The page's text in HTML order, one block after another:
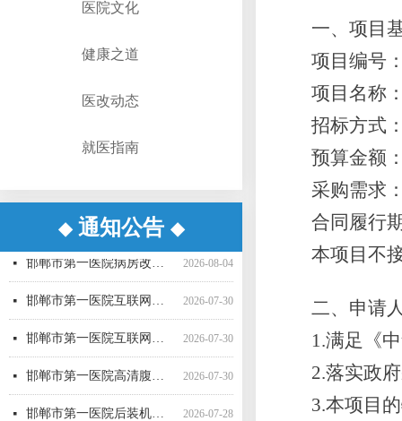
一、项目
项目编号
项目名称
招标方式
预算金额
采购需求
合同履行
本项目不
二、申请
1.满足《
2.落实政
3.本项目
医院文化
健康之道
医改动态
就医指南
◆通知公告 ◆
邯郸市第一医院超声气压弹道碎石机采购项目（三次） 公开招标中标公告
邯郸市第一医院生化分析仪采购项目（二次）公开招标中标公告
2026-08-04
넷 邯郸市第一医院病房改造提升项目施工监理 候选成交供应商公示
邯郸市第一医院互联网医院药品邮寄 服务招标参数
邯郸市第一医院互联网医院药品快递配送服务采购项目询价公告
邯郸市第一医院高清腹腔镜系统采购项目（二次）招标公告
邯郸市第一医院后装机采购项目（三次）（二） 公开招标公告
邯郸市第一医院直线加速器（进口）采购项目公开招标公告 邯郸市第一医院4D-CT定位机采购项目公开招标公告
邯郸市第一医院空气压力波治疗仪采购项目 成交公告
邯郸市第一医院彩超一批采购项目04包中标公告更正公告
邯郸市第一医院高清腹腔镜系统采购项目1包废标公告
邯郸市第一医院彩超一批采购项目01包公开招标中标公告邯郸市第一医院移动式C型臂X射线机采购项目 （三次）公开招标中标结果公告
邯郸市第一医院后装机采购项目（三次） 废标公告
邯郸市第一医院单光子发射断层成像系统采购项目（二次）公开招标中标公告
邯郸市第一医院多功能楼电梯采购安装项目询比采购公告